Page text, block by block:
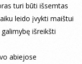
turi būti išsemtas
leido įvykti maištui
išreikšti
abiejose